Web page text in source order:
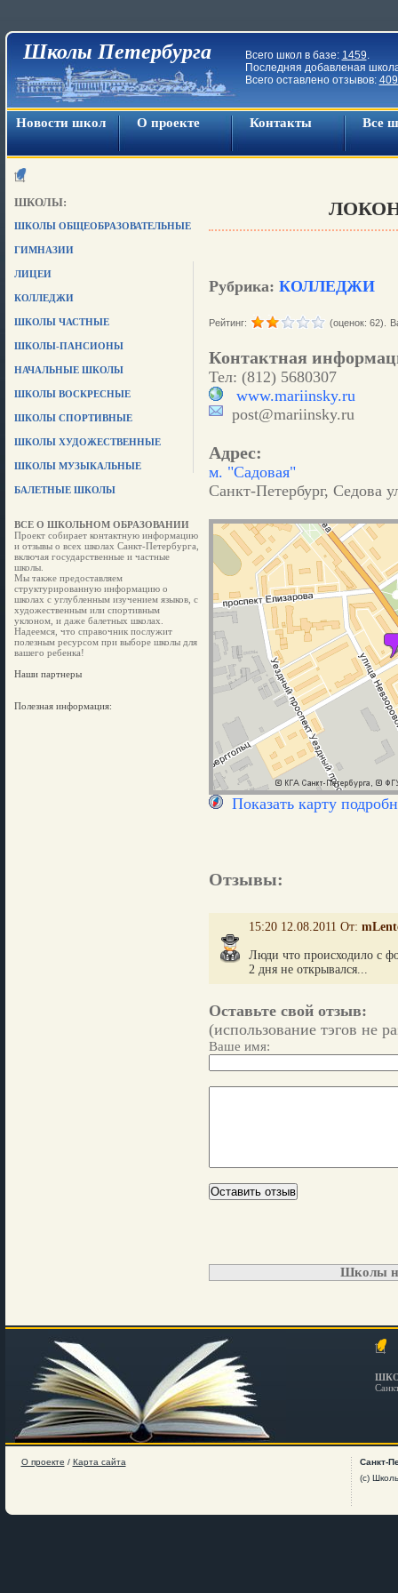
Школы Петербурга Всего школ в базе: 1459.
Последняя добавленая
Всего оставлено отзывов:
Новости школ О проекте Контакты Все
ШКОЛЫ:
ШКОЛЫ ОБЩЕОБРАЗОВАТЕЛЬНЫЕ
ГИМНАЗИИ
ЛИЦЕИ
КОЛЛЕДЖИ
ШКОЛЫ ЧАСТНЫЕ
ШКОЛЫ-ПАНСИОНЫ
НАЧАЛЬНЫЕ ШКОЛЫ
ШКОЛЫ ВОСКРЕСНЫЕ
ШКОЛЫ СПОРТИВНЫЕ
ШКОЛЫ ХУДОЖЕСТВЕННЫЕ
ШКОЛЫ МУЗЫКАЛЬНЫЕ
БАЛЕТНЫЕ ШКОЛЫ
ВСЕ О ШКОЛЬНОМ ОБРАЗОВАНИИ
Проект собирает контактную информацию
и отзывы о всех школах Санкт-Петербурга,
включая государственные и частные
школы.
Мы также предоставляем
структурированную информацию о
школах с углубленным изучением языков, с
художественным или спортивным
уклоном, и даже балетных школах.
Надеемся, что справочник послужит
полезным ресурсом при выборе школы для
вашего ребенка!
Наши партнеры
Полезная информация:
Рубрика: КОЛЛЕДЖИ
Рейтинг: (оценок: 62).
Контактная
Тел: (812) 5680307
www.mariinsky.ru
post@mariinsky.ru
Адрес:
м. "Садовая"
Санкт-Петербург, Седова
Показать карту
Отзывы:
15:20 12.08.2011 От:
Люди что происходило с
2 дня не открывался...
Оставьте свой отзыв:
(использование тэгов не
Ваше имя:
Школы
О проекте / Карта сайта
Санкт-
(c)